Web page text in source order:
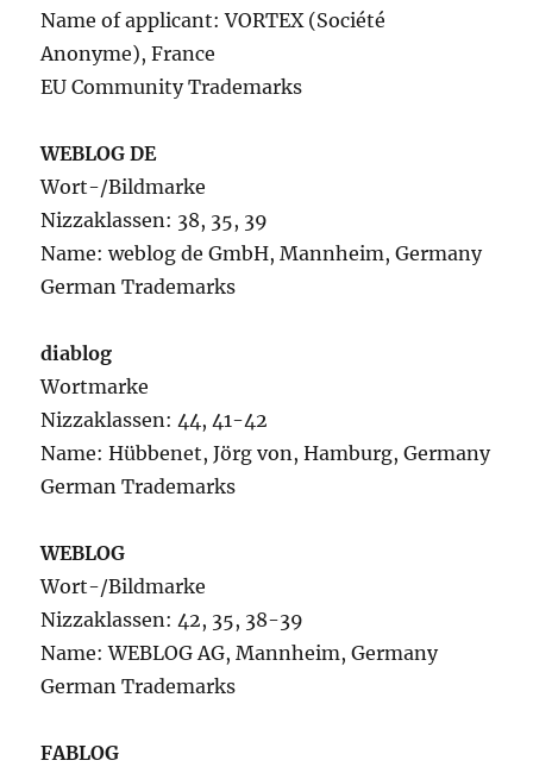
Name of applicant: VORTEX (Société
Anonyme), France
EU Community Trademarks
WEBLOG DE
Wort-/Bildmarke
Nizzaklassen: 38, 35, 39
Name: weblog de GmbH, Mannheim, Germany
German Trademarks
diablog
Wortmarke
Nizzaklassen: 44, 41-42
Name: Hübbenet, Jörg von, Hamburg, Germany
German Trademarks
WEBLOG
Wort-/Bildmarke
Nizzaklassen: 42, 35, 38-39
Name: WEBLOG AG, Mannheim, Germany
German Trademarks
FABLOG